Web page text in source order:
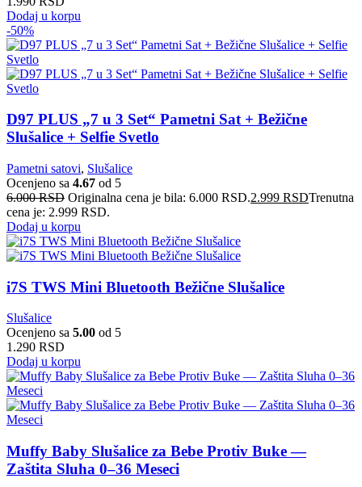
Dodaj u korpu
-50%
D97 PLUS „7 u 3 Set“ Pametni Sat + Bežične
Slušalice + Selfie Svetlo
Pametni satovi, Slušalice
Ocenjeno sa 4.67 od 5
6.000RSD Originalna cena je bila: 6.000 RSD.2.999 RSDTrenutna
cena je: 2.999 RSD.
Dodaj u korpu
i7S TWS Mini Bluetooth Bežične Slušalice
Slušalice
Ocenjeno sa 5.00 od 5
1.290 RSD
Dodaj u korpu
Muffy Baby Slušalice za Bebe Protiv Buke —
Zaštita Sluha 0–36 Meseci